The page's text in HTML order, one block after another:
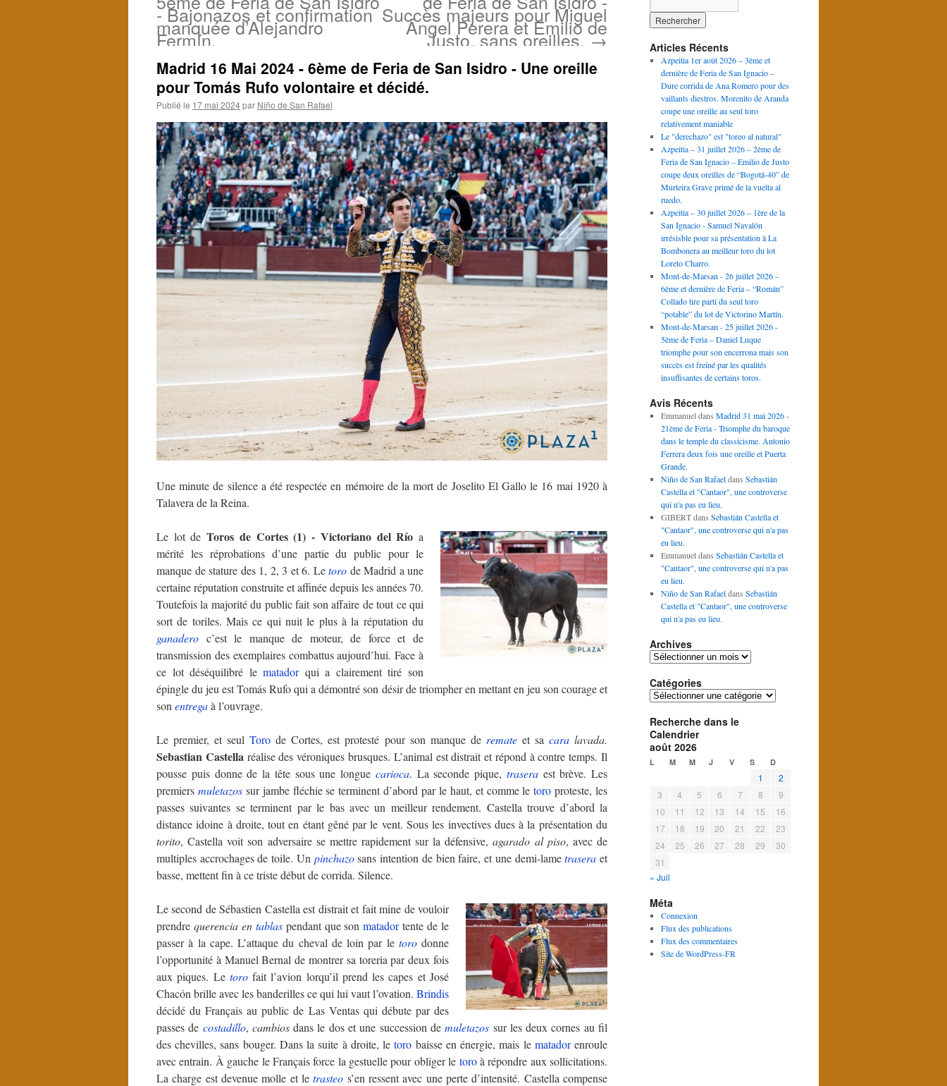
- Bajonazos et confirmation
manquée d’Alejandro
Fermín.
Succès majeurs pour Miguel
Ángel Perera et Emilio de
Justo, sans oreilles.→
Madrid 16 Mai 2024 - 6ème de Feria de San Isidro - Une oreille
pour Tomás Rufo volontaire et décidé.
Publié le 17 mai 2024par Niño de San Rafael
Une minute de silence a été respectée en mémoire de la mort de Joselito El Gallo le 16 mai 1920 à
Talavera de la Reina.
Le lot deToros de Cortes (1) - Victoriano del Río a
mérité les réprobations d’une partie du public pour le
manque de stature des 1, 2, 3 et 6. Letoro de Madrid a une
certaine réputation construite et affinée depuis les années 70.
Toutefois la majorité du public fait son affaire de tout ce qui
sort de toriles. Mais ce qui nuit le plus à la réputation du
ganadero c’est le manque de moteur, de force et de
transmission des exemplaires combattus aujourd’hui. Face à
ce lot déséquilibré lematadorqui a clairement tiré son
épingle du jeu est Tomás Rufo qui a démontré son désir de triompher en mettant en jeu son courage et
son entregaà l’ouvrage.
Le premier, et seulToro de Cortes, est protesté pour son manque de remateet sa caralavada.
Sebastian Castella réalise des véroniques brusques. L’animal est distrait et répond à contre temps. Il
pousse puis donne de la tête sous une longue carioca. La seconde pique, traseraest brève. Les
premiers muletazossur jambe fléchie se terminent d’abord par le haut, et comme letoro proteste, les
passes suivantes se terminent par le bas avec un meilleur rendement. Castella trouve d’abord la
distance idoine à droite, tout en étant gêné par le vent. Sous les invectives dues à la présentation du
torito, Castella voit son adversaire se mettre rapidement sur la défensive,agarado al piso, avec de
multiples accrochages de toile. Un pinchazosans intention de bien faire, et une demi-lametrasera et
basse, mettent fin à ce triste début de corrida. Silence.
Le second de Sébastien Castella est distrait et fait mine de vouloir
prendre querencia en tablaspendant que sonmatadortente de le
passer à la cape. L’attaque du cheval de loin par le torodonne
l’opportunité à Manuel Bernal de montrer sa toreria par deux fois
aux piques. Le torofait l’avion lorqu’il prend les capes et José
Chacón brille avec les banderilles ce qui lui vaut l’ovation. Brindis
décidé du Français au public de Las Ventas qui débute par des
passes de costadillo, cambiosdans le dos et une succession demuletazos sur les deux cornes au fil
des chevilles, sans bouger. Dans la suite à droite, letoro baisse en énergie, mais le matadorenroule
avec entrain. À gauche le Français force la gestuelle pour obliger le toroà répondre aux sollicitations.
La charge est devenue molle et letrasteo s’en ressent avec une perte d’intensité. Castella compense
Articles Récents
Azpeitia 1er août 2026 – 3ème et
dernière de Feria de San Ignacio –
Dure corrida de Ana Romero pour des
vaillants diestros. Morenito de Aranda
coupe une oreille au seul toro
relativement maniable
Le "derechazo" est "toreo al natural"
Azpeitia – 31 juillet 2026 – 2ème de
Feria de San Ignacio – Emilio de Justo
coupe deux oreilles de “Bogotá-40” de
Murteira Grave primé de la vuelta al
ruedo.
Azpeitia – 30 juillet 2026 – 1ère de la
San Ignacio - Samuel Navalón
irrésisble pour sa présentation à La
Bombonera au meilleur toro du lot
Loreto Charro.
Mont-de-Marsan - 26 juillet 2026 –
6ème et dernière de Feria – “Román”
Collado tire parti du seul toro
“potable” du lot de Victorino Martín.
Mont-de-Marsan - 25 juillet 2026 -
5ème de Feria – Daniel Luque
triomphe pour son encerrona mais son
succès est freiné par les qualités
insuffisantes de certains toros.
Avis Récents
Emmanueldans Madrid 31 mai 2026 -
21ème de Feria - Triomphe du baroque
dans le temple du classicisme. Antonio
Ferrera deux fois une oreille et Puerta
Grande.
Niño de San Rafaeldans Sebastián
Castella et "Cantaor", une controverse
qui n'a pas eu lieu.
GIBERTdans Sebastián Castella et
"Cantaor", une controverse qui n'a pas
eu lieu.
Emmanueldans Sebastián Castella et
"Cantaor", une controverse qui n'a pas
eu lieu.
Niño de San Rafaeldans Sebastián
Castella et "Cantaor", une controverse
qui n'a pas eu lieu.
Archives
Archives
Catégories
Catégories
Recherche dans le
Calendrier
août 2026
L M M J V S D
1
2
3
4 5 6 7 8
9
10
11 12 13 14 15
16
17
18 19 20 21 22
23
24
25 26 27 28 29
30
31
« Juil
Méta
Connexion
Flux des publications
Flux des commentaires
Site de WordPress-FR